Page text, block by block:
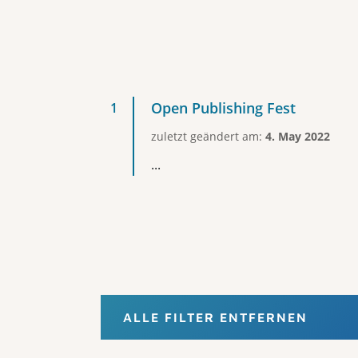
Open Publishing Fest
zuletzt geändert am: 4. May 2022
...
ALLE FILTER ENTFERNEN